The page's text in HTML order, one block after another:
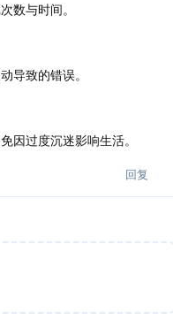
数与时间。
导致的错误。
因过度沉迷影响生活。
回复